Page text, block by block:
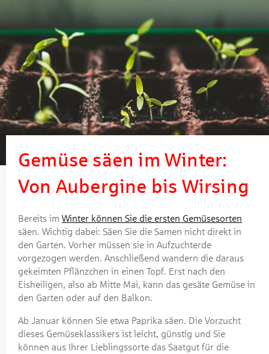
Gemüse säen im Winter:
Von Aubergine bis Wirsing
Bereits im Winter können Sie die ersten Gemüsesorten
säen. Wichtig dabei: Säen Sie die Samen nicht direkt in
den Garten. Vorher müssen sie in Aufzuchterde
vorgezogen werden. Anschließend wandern die daraus
gekeimten Pflänzchen in einen Topf. Erst nach den
Eisheiligen, also ab Mitte Mai, kann das gesäte Gemüse in
den Garten oder auf den Balkon.
Ab Januar können Sie etwa Paprika säen. Die Vorzucht
dieses Gemüseklassikers ist leicht, günstig und Sie
können aus Ihrer Lieblingssorte das Saatgut für die